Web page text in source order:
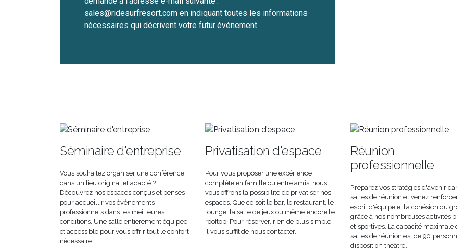
sales@ridesurfresort.com en indiquant toutes les informations
nécessaires qui décrivent votre futur événement.
Séminaire d'entreprise
Vous souhaitez organiser une conférence
dans un lieu original et adapté ?
Découvrez nos espaces conçus et pensés
pour accueillir vos évènements
professionnels dans les meilleures
conditions. Une salle entièrement équipée
et accessible pour vous offrir tout le confort
nécessaire.
Privatisation d'espace
Pour vous proposer une expérience
complète en famille ou entre amis, nous
vous offrons la possibilité de privatiser nos
espaces. Que ce soit le bar, le restaurant, le
lounge, la salle de jeux ou même encore le
rooftop. Pour réserver, rien de plus simple,
il vous suffit de nous contacter.
Réunion
professionnelle
Préparez vos stratégies d'avenir
salles de réunion et venez
esprit d'équipe et la cohésion du
grâce à nos nombreuses activités
et sportives. La capacité maximale
salles de réunion est de 90
disposition théâtre.